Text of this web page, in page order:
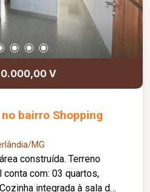
V
bairro Shopping
MG
Terreno
integrada à sala de